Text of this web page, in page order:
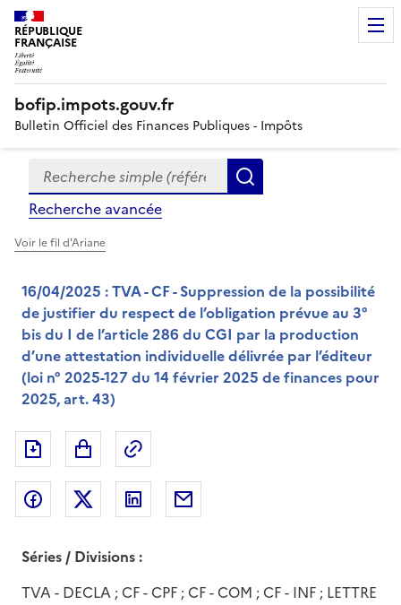
RÉPUBLIQUE
FRANÇAISE
bofip.impots.gouv.fr
Bulletin Officiel des Finances Publiques - Impôts
Formulaire
de
recherche
Recherche simple (références, mots clés, partie du
Recherche avancée
Voir le fil d'Ariane
16/04/2025 : TVA - CF - Suppression de la possibilité
de justifier du respect de l’obligation prévue au 3°
bis du I de l’article 286 du CGI par la production
d’une attestation individuelle délivrée par l’éditeur
(loi n° 2025-127 du 14 février 2025 de finances pour
2025, art. 43)
Exporter le document au format pdf
Partager sur Facebook
Partager sur Twitter
Partager sur LinkedIn
Séries / Divisions :
TVA - DECLA ; CF - CPF ; CF - COM ; CF - INF ; LETTRE